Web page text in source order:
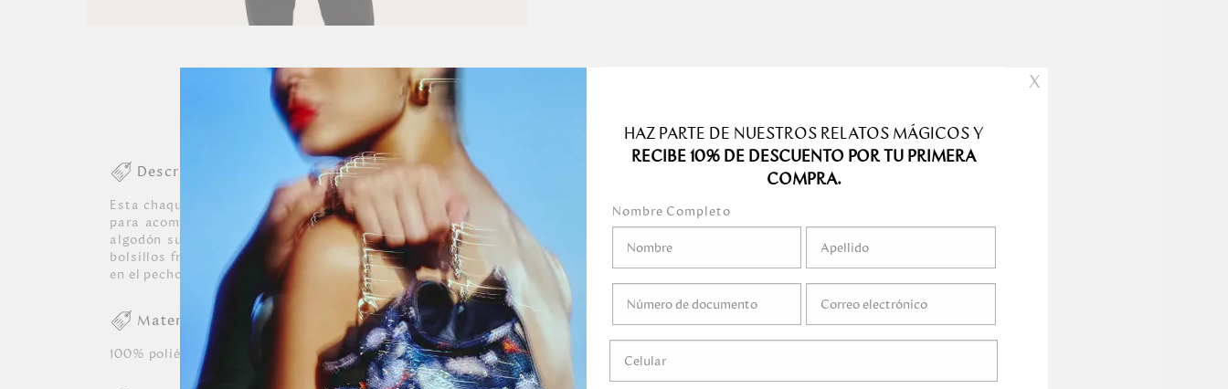
Especificaciones de producto
Descripción colección
Esta chaqueta con cuello y cierre de cremallera es una pieza básica
para acompañar los looks casuales y de fin de semana. Hecha de
algodón suave y nailon de alta calidad, cuenta con dos prácticos
bolsillos frontales y el distintivo monograma de la marca bordado
en el pecho.
Materiales
100% poliéster
Detalles de producto
Dimensiones
Centímetros
profundidad:15,00 Centímetros
Peso:800,00 Gramos
X
HAZ PARTE DE NUESTROS RELATOS MÁGICOS Y
RECIBE 10% DE DESCUENTO POR TU PRIMERA
COMPRA.
Nombre Completo